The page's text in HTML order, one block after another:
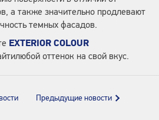
а также значительно продлевают
темных фасадов.
EXTERIOR COLOUR
оттенок на свой вкус.
Предыдущие новости